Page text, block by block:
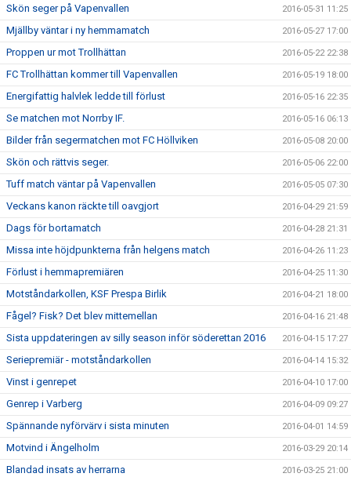
Skön seger på Vapenvallen 2016-05-31 11:25
Mjällby väntar i ny hemmamatch 2016-05-27 17:00
Proppen ur mot Trollhättan 2016-05-22 22:38
FC Trollhättan kommer till Vapenvallen 2016-05-19 18:00
Energifattig halvlek ledde till förlust 2016-05-16 22:35
Se matchen mot Norrby IF. 2016-05-16 06:13
Bilder från segermatchen mot FC Höllviken 2016-05-08 20:00
Skön och rättvis seger. 2016-05-06 22:00
Tuff match väntar på Vapenvallen 2016-05-05 07:30
Veckans kanon räckte till oavgjort 2016-04-29 21:59
Dags för bortamatch 2016-04-28 21:31
Missa inte höjdpunkterna från helgens match 2016-04-26 11:23
Förlust i hemmapremiären 2016-04-25 11:30
Motståndarkollen, KSF Prespa Birlik 2016-04-21 18:00
Fågel? Fisk? Det blev mittemellan 2016-04-16 21:48
Sista uppdateringen av silly season inför söderettan 2016 2016-04-15 17:27
Seriepremiär - motståndarkollen 2016-04-14 15:32
Vinst i genrepet 2016-04-10 17:00
Genrep i Varberg 2016-04-09 09:27
Spännande nyförvärv i sista minuten 2016-04-01 14:59
Motvind i Ängelholm 2016-03-29 20:14
Blandad insats av herrarna 2016-03-25 21:00